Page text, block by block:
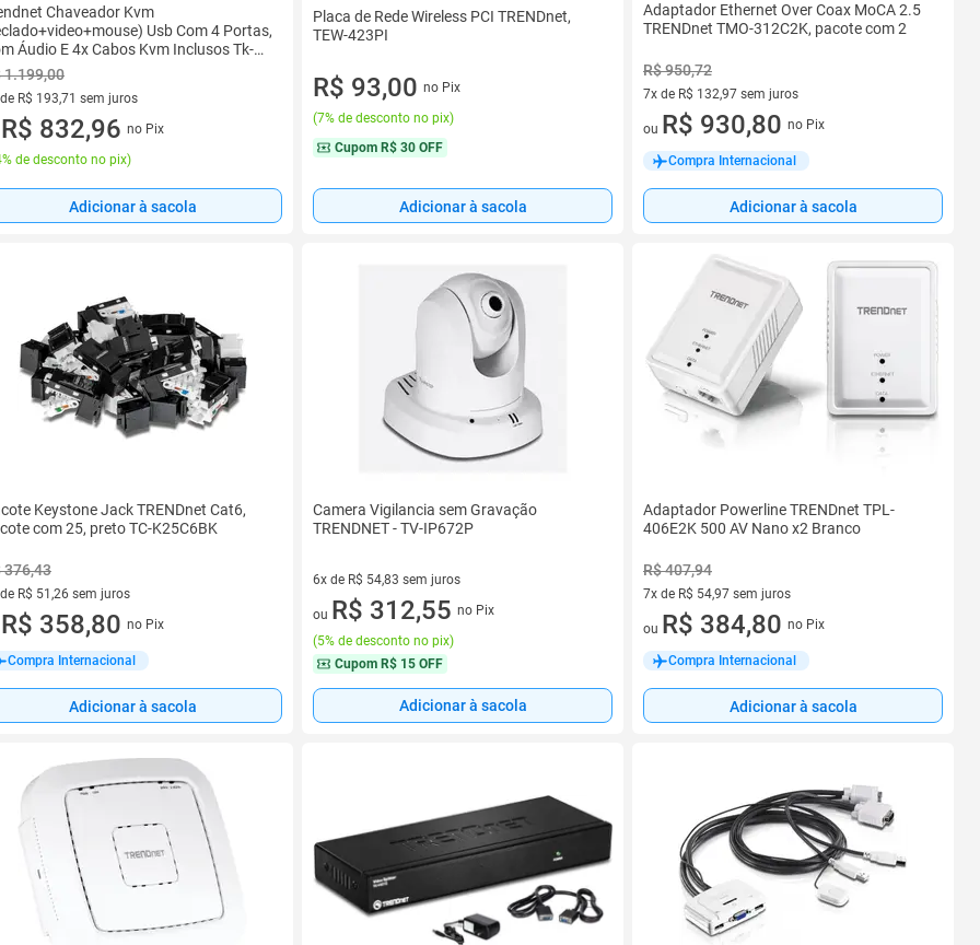
Chaveador Kvm
Usb Com 4 Portas,
Áudio E 4x Cabos Kvm Inclusos Tk-
1.199,00
R$ 193,71 sem juros
de R$ 193,71 sem juros
R$ 832,96 no Pix
de desconto no pix)
Adicionar à sacola
Placa de Rede Wireless PCI TRENDnet,
TEW-423PI
R$ 93,00 no Pix
(7% de desconto no pix)
Cupom R$ 30 OFF
Adicionar à sacola
Adaptador Ethernet Over Coax MoCA 2.5
TRENDnet TMO-312C2K, pacote com 2
R$ 950,72
7x de R$ 132,97 sem juros
7 vez de R$ 132,97 sem juros
ou R$ 930,80 no Pix
Compra Internacional
Adicionar à sacola
Keystone Jack TRENDnet Cat6,
com 25, preto TC-K25C6BK
376,43
R$ 51,26 sem juros
de R$ 51,26 sem juros
R$ 358,80 no Pix
Compra Internacional
Adicionar à sacola
Camera Vigilancia sem Gravação
TRENDNET - TV-IP672P
6x de R$ 54,83 sem juros
6 vez de R$ 54,83 sem juros
ou R$ 312,55 no Pix
(5% de desconto no pix)
Cupom R$ 15 OFF
Adicionar à sacola
Adaptador Powerline TRENDnet TPL-
406E2K 500 AV Nano x2 Branco
R$ 407,94
7x de R$ 54,97 sem juros
7 vez de R$ 54,97 sem juros
ou R$ 384,80 no Pix
Compra Internacional
Adicionar à sacola